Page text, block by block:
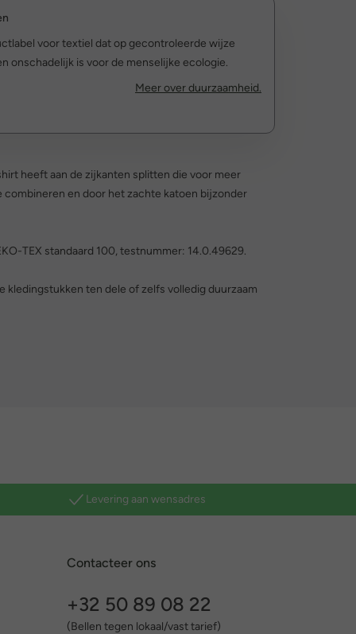
voor textiel dat op gecontroleerde wijze
onschadelijk is voor de menselijke ecologie.
Meer over duurzaamheid.
heeft aan de zijkanten splitten die voor meer
en door het zachte katoen bijzonder
TEX standaard 100, testnummer: 14.0.49629.
kledingstukken ten dele of zelfs volledig duurzaam
Levering aan wensadres
Contacteer ons
+32 50 89 08 22
(Bellen tegen lokaal/vast tarief)